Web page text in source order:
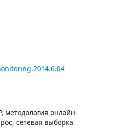
методология онлайн-
сетевая выборка